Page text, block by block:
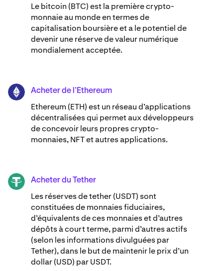
Le bitcoin (BTC) est la première crypto-
monnaie au monde en termes de
capitalisation boursière et a le potentiel de
devenir une réserve de valeur numérique
mondialement acceptée.
ETH Acheter de l’Ethereum
Ethereum (ETH) est un réseau d’applications
décentralisées qui permet aux développeurs
de concevoir leurs propres crypto-
monnaies, NFT et autres applications.
USDT Acheter du Tether
Les réserves de tether (USDT) sont
constituées de monnaies fiduciaires,
d’équivalents de ces monnaies et d’autres
dépôts à court terme, parmi d’autres actifs
(selon les informations divulguées par
Tether), dans le but de maintenir le prix d’un
dollar (USD) par USDT.